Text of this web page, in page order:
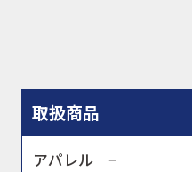
取扱商品
アパレル −